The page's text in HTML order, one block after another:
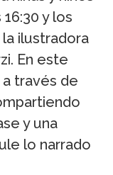
y los
la ilustradora
En este
través de
y una
lo narrado